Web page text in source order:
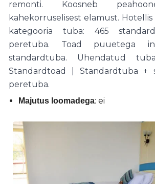
remonti. Koosneb
kahekorruselisest elamust.
kategooria tuba: 465
peretuba. Toad puuetega
standardtuba. Ühendatud
Standardtoad | Standardtuba +
peretuba.
Majutus loomadega: ei